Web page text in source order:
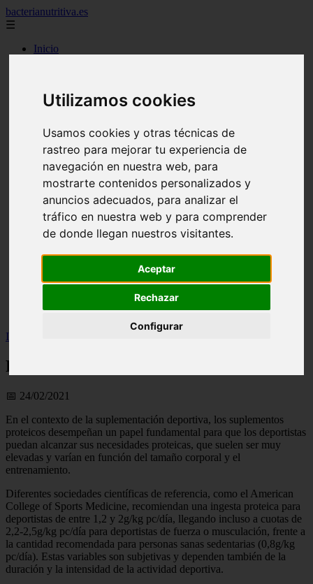
Utilizamos cookies
Usamos cookies y otras técnicas de
rastreo para mejorar tu experiencia de
navegación en nuestra web, para
mostrarte contenidos personalizados y
anuncios adecuados, para analizar el
tráfico en nuestra web y para comprender
de donde llegan nuestros visitantes.
Aceptar
Rechazar
Configurar
bacterianutritiva.es
☰
Inicio
cuanto
cuantos
dieta
dormir
ejercicio
engorda
es_es
gluten
hierro
queso
tomar
Inicio
Proteínas - Nutrición Deportiva
📅 24/02/2021
En el contexto de la suplementación deportiva, los suplementos
proteicos desempeñan un papel fundamental para que los deportistas
puedan alcanzar sus necesidades proteicas, que suelen ser muy
elevadas y varían en función del tamaño corporal y el
entrenamiento.
Diferentes sociedades científicas de referencia, como el American
College of Sports Medicine, recomiendan una ingesta proteica para
deportistas de entre 1,2 y 2g/kg pc/día, llegando incluso a cuotas de
2,2-2,5g/kg pc/día para deportistas de fuerza o musculación, frente a
la cantidad recomendada para personas sanas sedentarias (0,8g/kg
pc/día). Estas variables son subjetivas y dependen también de la
duración y la intensidad de la actividad deportiva.